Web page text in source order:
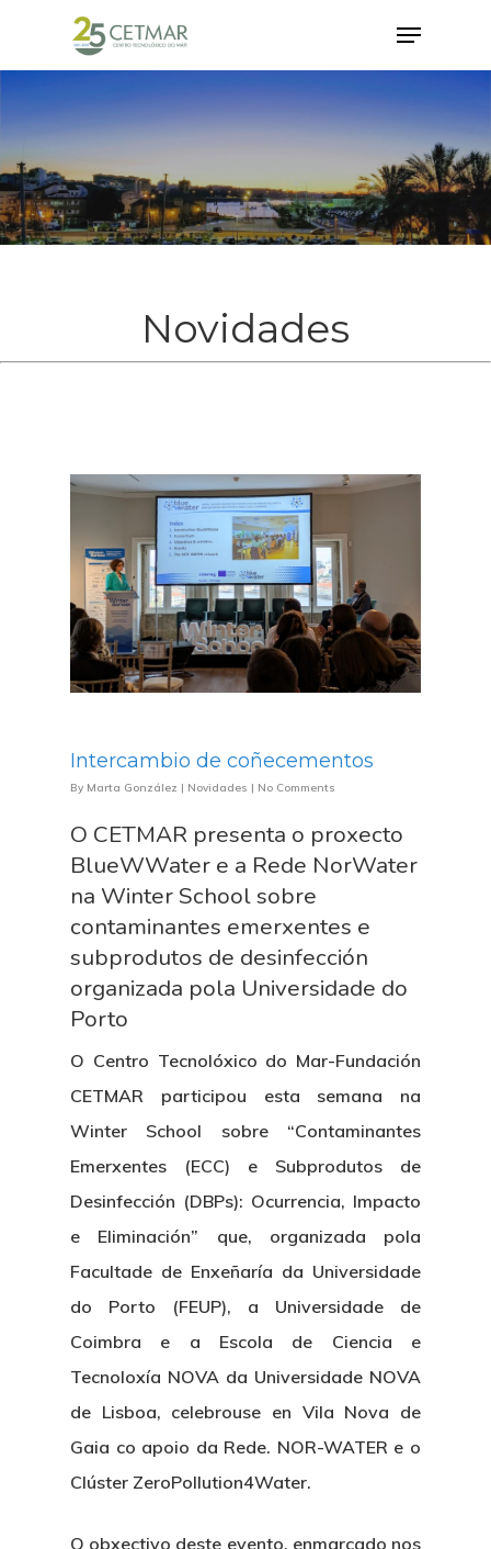
Novidades
Intercambio de coñecementos
By Marta González | Novidades | No Comments
O CETMAR presenta o proxecto
BlueWWater e a Rede NorWater
na Winter School sobre
contaminantes emerxentes e
subprodutos de desinfección
organizada pola Universidade do
Porto
O Centro Tecnolóxico do Mar-Fundación
CETMAR participou esta semana na
Winter School sobre “Contaminantes
Emerxentes (ECC) e Subprodutos de
Desinfección (DBPs): Ocurrencia, Impacto
e Eliminación” que, organizada pola
Facultade de Enxeñaría da Universidade
do Porto (FEUP), a Universidade de
Coimbra e a Escola de Ciencia e
Tecnoloxía NOVA da Universidade NOVA
de Lisboa, celebrouse en Vila Nova de
Gaia co apoio da Rede. NOR-WATER e o
Clúster ZeroPollution4Water.
O obxectivo deste evento, enmarcado nos